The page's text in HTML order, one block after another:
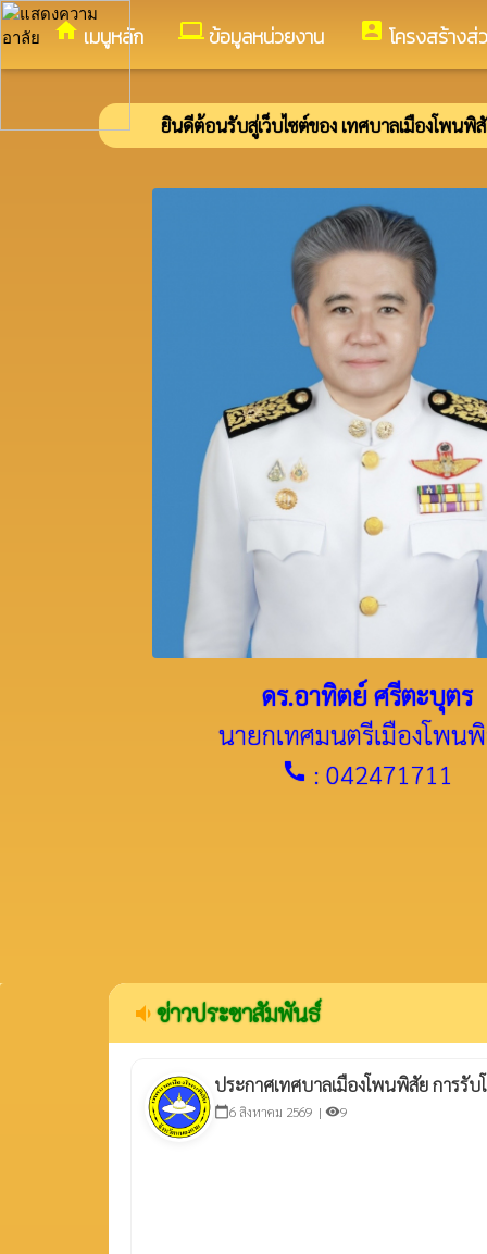
home เมนูหลัก computerข้อมูลหน่วยงาน account_box โครงสร้างส่
อำเภอโพนพิสัย จังหวัดหนองคาย
ยินดีต้อนรับสู่เว็บไซต์ของ เทศบาลเมืองโพนพิสัย
ดร.อาทิตย์ ศรีตะบุตร
นายกเทศมนตรีเมืองโพน
call : 042471711
volume_down ข่าวประชาสัมพันธ์
ประกาศเทศบาลเมืองโพนพิสัย การรั
calendar_today6 สิงหาคม 2569 | visibility9